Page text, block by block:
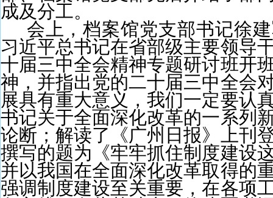
成及分工。
会上，档案馆党支部书记徐
习近平总书记在省部级主要领导
十届三中全会精神专题研讨班开
神，并指出党的二十届三中全会
展具有重大意义，我们一定要认
书记关于全面深化改革的一系列
论断；解读了《广州日报》上刊
撰写的题为《牢牢抓住制度建设
并以我国在全面深化改革取得的
强调制度建设至关重要，在各项